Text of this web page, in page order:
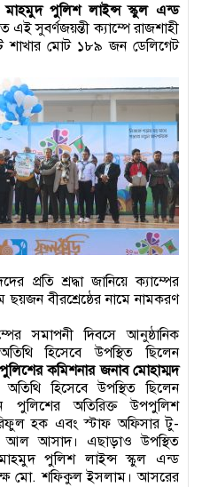
মাহমুদ পুলিশ লাইন্স স্কুল এন্ড
এই সুবর্ণজয়ন্তী ক্যাম্পে রাজশাহী
শাখার মোট ১৮৯ জন ডেলিগেট
প্রতি শ্রদ্ধা জানিয়ে ক্যাম্পের
ছয়জন বীরশ্রেষ্ঠের নামে নামকরণ
সমাপনী দিবসে আনুষ্ঠানিক
হিসেবে উপস্থিত ছিলেন
কমিশনার জনাব মোহাম্মদ
হিসেবে উপস্থিত ছিলেন
পুলিশের অতিরিক্ত উপপুলিশ
হক এবং স্টাফ অফিসার টু-
আল আসাদ। এছাড়াও উপস্থিত
পুলিশ লাইন্স স্কুল এন্ড
মো. শফিকুল ইসলাম।আসরের